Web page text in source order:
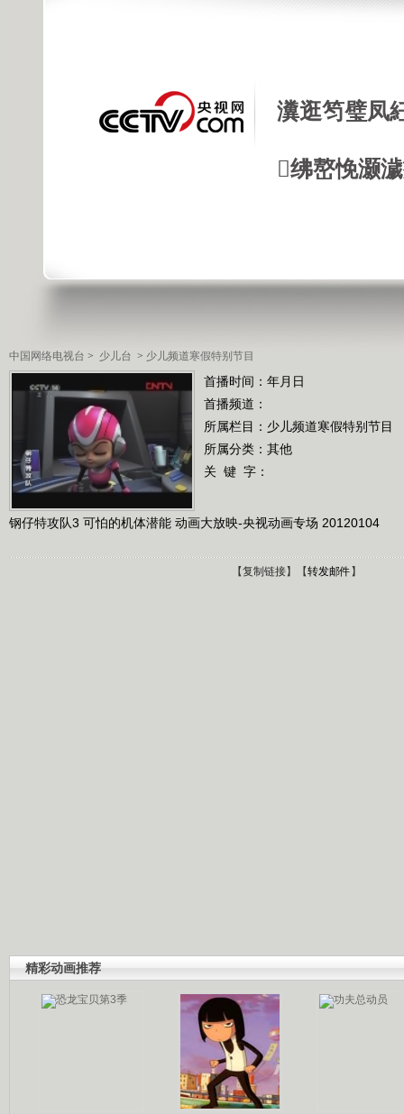
瀵逛笉璧凤
绋嶅悗灏
中国网络电视台 > 少儿台 > 少儿频道寒假特别节目
首播时间：年月日
首播频道：
所属栏目： 少儿频道寒假特别节目
所属分类：其他
关 键 字：
钢仔特攻队3 可怕的机体潜能 动画大放映-央视动画专场 20120104
【复制链接】【转发邮件】
精彩动画推荐